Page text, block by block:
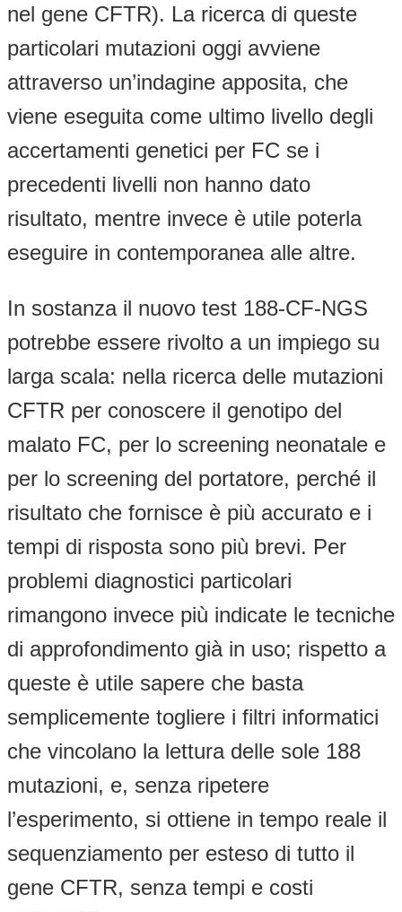
nel gene CFTR). La ricerca di queste
particolari mutazioni oggi avviene
attraverso un’indagine apposita, che
viene eseguita come ultimo livello degli
accertamenti genetici per FC se i
precedenti livelli non hanno dato
risultato, mentre invece è utile poterla
eseguire in contemporanea alle altre.
In sostanza il nuovo test 188-CF-NGS
potrebbe essere rivolto a un impiego su
larga scala: nella ricerca delle mutazioni
CFTR per conoscere il genotipo del
malato FC, per lo screening neonatale e
per lo screening del portatore, perché il
risultato che fornisce è più accurato e i
tempi di risposta sono più brevi. Per
problemi diagnostici particolari
rimangono invece più indicate le tecniche
di approfondimento già in uso; rispetto a
queste è utile sapere che basta
semplicemente togliere i filtri informatici
che vincolano la lettura delle sole 188
mutazioni, e, senza ripetere
l’esperimento, si ottiene in tempo reale il
sequenziamento per esteso di tutto il
gene CFTR, senza tempi e costi